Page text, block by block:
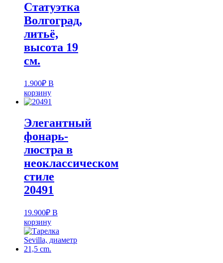
Статуэтка
Волгоград,
литьё,
высота 19
см.
1.900₽ В
корзину
Элегантный
фонарь-
люстра в
неоклассическом
стиле
20491
19.900₽ В
корзину